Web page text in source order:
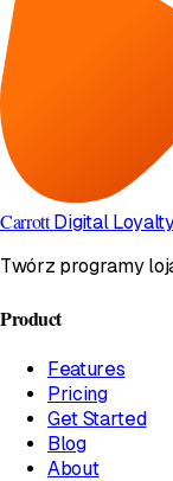
Carrott Digital
Twórz programy
Product
Features
Pricing
Get Started
Blog
About